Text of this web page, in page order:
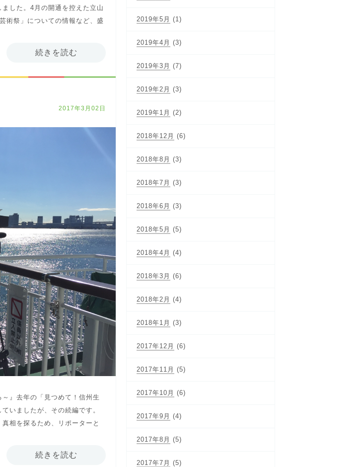
した。4月の開通を控えた立山
術祭」についての情報など、盛
続きを読む
2017年3月02日
』去年の「見つめて！信州生
いましたが、その続編です。
相を探るため、リポーターと
続きを読む
2019年5月 (1)
2019年4月 (3)
2019年3月 (7)
2019年2月 (3)
2019年1月 (2)
2018年12月 (6)
2018年8月 (3)
2018年7月 (3)
2018年6月 (3)
2018年5月 (5)
2018年4月 (4)
2018年3月 (6)
2018年2月 (4)
2018年1月 (3)
2017年12月 (6)
2017年11月 (5)
2017年10月 (6)
2017年9月 (4)
2017年8月 (5)
2017年7月 (5)